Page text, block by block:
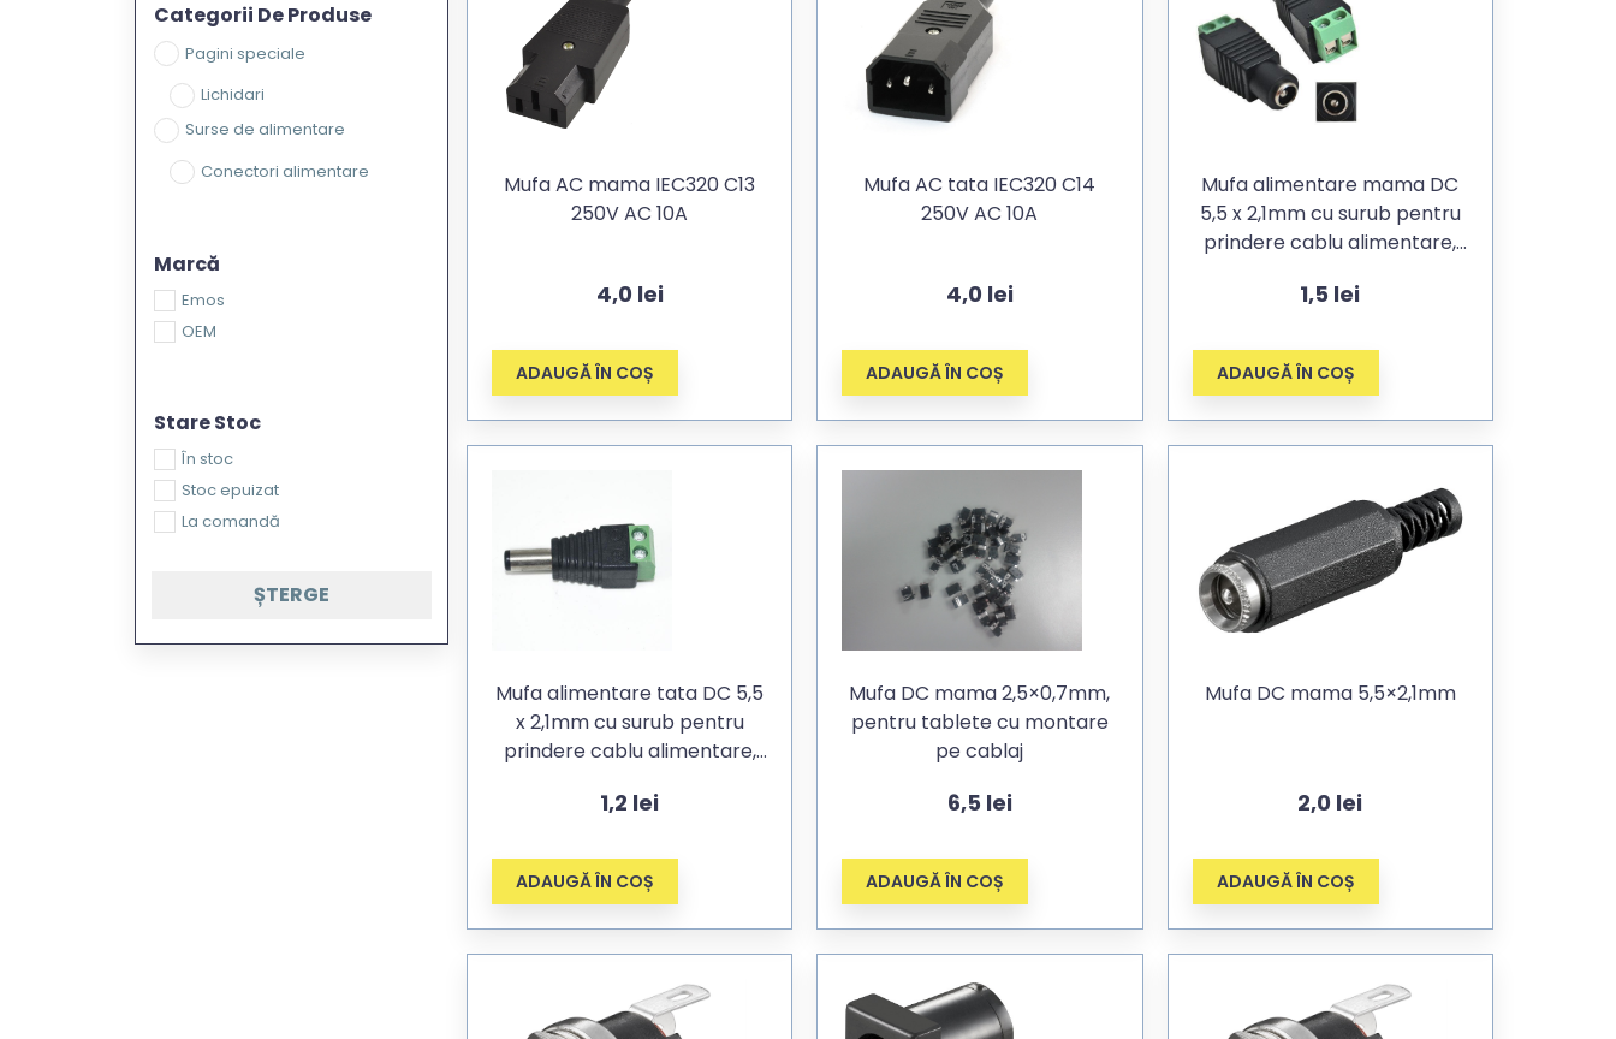
Categorii De Produse
Pagini speciale
Lichidari
Surse de alimentare
Conectori alimentare
Marcă
Emos
OEM
Stare Stoc
În stoc
Stoc epuizat
La comandă
ȘTERGE
Mufa AC mama IEC320 C13
250V AC 10A
4,0 lei
ADAUGĂ ÎN COȘ
Mufa AC tata IEC320 C14
250V AC 10A
4,0 lei
ADAUGĂ ÎN COȘ
Mufa alimentare mama DC
5,5 x 2,1mm cu surub pentru
prindere cablu alimentare,
(supraveghere)
1,5 lei
ADAUGĂ ÎN COȘ
Mufa alimentare tata DC 5,5
x 2,1mm cu surub pentru
prindere cablu alimentare,
(supraveghere)
1,2 lei
ADAUGĂ ÎN COȘ
Mufa DC mama 2,5×0,7mm,
pentru tablete cu montare
pe cablaj
6,5 lei
ADAUGĂ ÎN COȘ
Mufa DC mama 5,5×2,1mm
2,0 lei
ADAUGĂ ÎN COȘ